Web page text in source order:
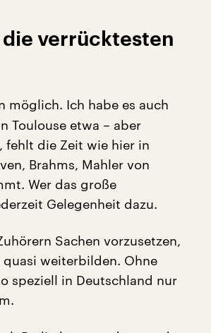
die verrücktesten
möglich. Ich habe es auch
Toulouse etwa – aber
fehlt die Zeit wie hier in
Brahms, Mahler von
Wer das große
Gelegenheit dazu.
Sachen vorzusetzen,
weiterbilden. Ohne
speziell in Deutschland nur